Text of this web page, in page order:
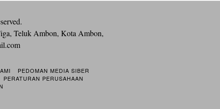
Teluk Ambon, Kota Ambon,
PEDOMAN MEDIA SIBER
PERATURAN PERUSAHAAN